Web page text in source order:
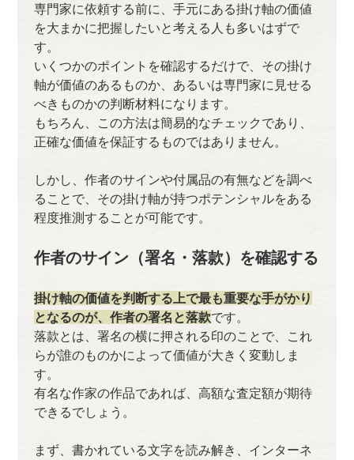
専門家に依頼する前に、手元にある掛け軸の価値
を大まかに把握したいと考える人も多いはずで
す。
いくつかのポイントを確認するだけで、その掛け
軸が価値のあるものか、あるいは専門家に見せる
べきものかの判断材料になります。
もちろん、この方法は簡易的なチェックであり、
正確な価値を保証するものではありません。
しかし、作者のサインや付属品の有無などを調べ
ることで、その掛け軸が持つポテンシャルをある
程度推測することが可能です。
作者のサイン（署名・落款）を確認する
掛け軸の価値を判断する上で最も重要な手がかり
となるのが、作者の署名と落款です。
落款とは、署名の横に押される印のことで、これ
らが誰のものかによって価値が大きく変動しま
す。
有名な作家の作品であれば、高額な査定額が期待
できるでしょう。
まず、書かれている文字を読み解き、インターネ